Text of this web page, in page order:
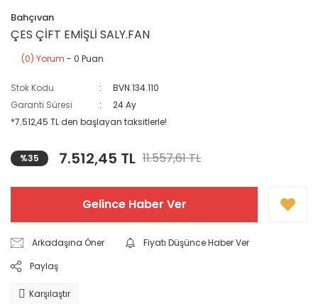
Bahçıvan
ÇES ÇİFT EMİŞLİ SALY.FAN
(0) Yorum - 0 Puan
Stok Kodu
BVN.134.110
Garanti Süresi
24 Ay
*7.512,45 TL den başlayan taksitlerle!
%35 7.512,45 TL 11.557,61 TL
Gelince Haber Ver
Arkadaşına Öner
Fiyatı Düşünce Haber Ver
Paylaş
Karşılaştır